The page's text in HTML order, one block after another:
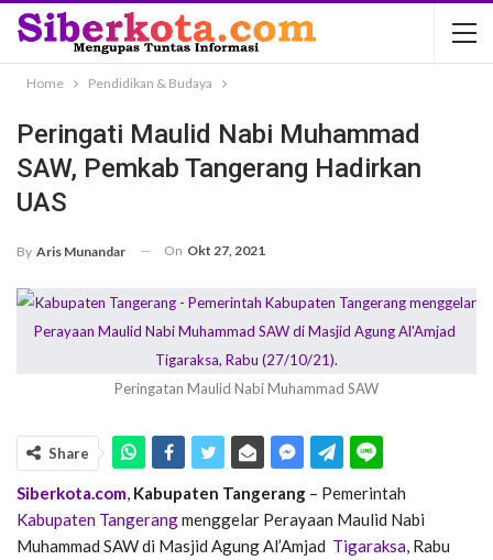
Home Pendidikan & Budaya
Peringati Maulid Nabi Muhammad
SAW, Pemkab Tangerang Hadirkan
UAS
By Aris Munandar On Okt 27, 2021
Peringatan Maulid Nabi Muhammad SAW
Share
Siberkota.com, Kabupaten Tangerang – Pemerintah
Kabupaten Tangerangmenggelar Perayaan Maulid Nabi
Muhammad SAW di Masjid Agung Al’Amjad Tigaraksa, Rabu